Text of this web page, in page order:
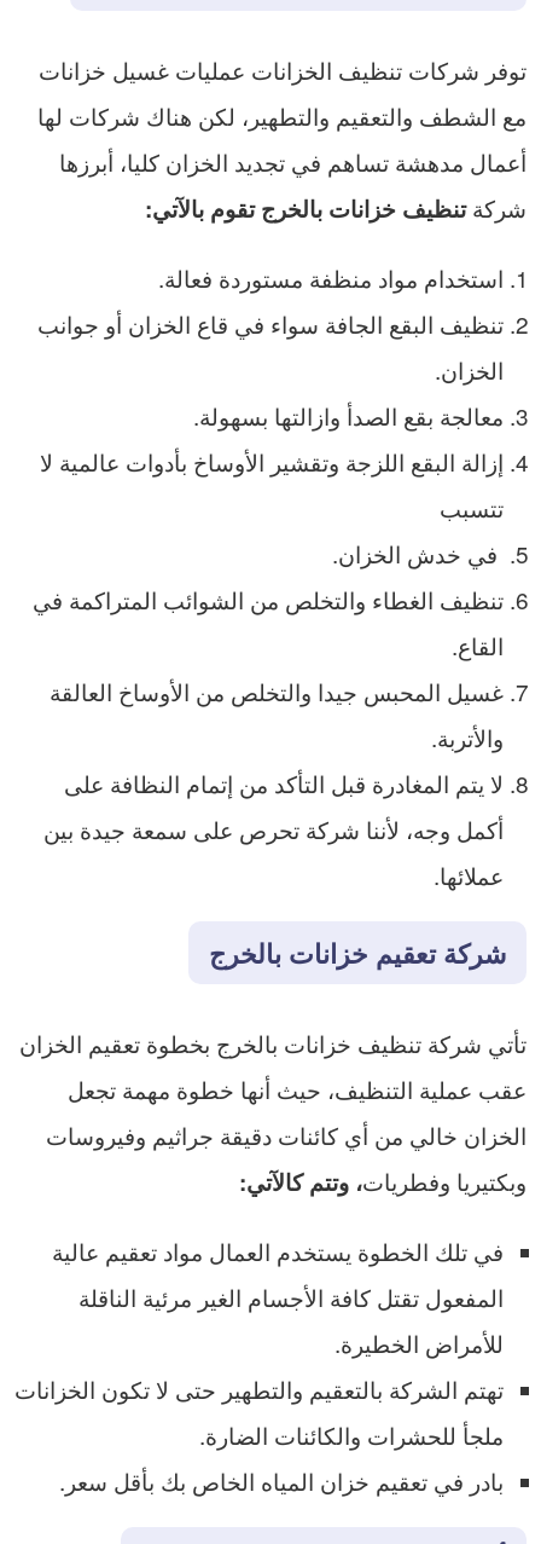
توفر شركات تنظيف الخزانات عمليات غسيل خزانات
مع الشطف والتعقيم والتطهير، لكن هناك شركات لها
أعمال مدهشة تساهم في تجديد الخزان كليا، أبرزها
شركةتنظيف خزانات بالخرج تقوم بالآتي:
استخدام مواد منظفة مستوردة فعالة.
تنظيف البقع الجافة سواء في قاع الخزان أو جوانب
الخزان.
معالجة بقع الصدأ وازالتها بسهولة.
إزالة البقع اللزجة وتقشير الأوساخ بأدوات عالمية لا
تتسبب
في خدش الخزان.
تنظيف الغطاء والتخلص من الشوائب المتراكمة في
القاع.
غسيل المحبس جيدا والتخلص من الأوساخ العالقة
والأتربة.
لا يتم المغادرة قبل التأكد من إتمام النظافة على
أكمل وجه، لأننا شركة تحرص على سمعة جيدة بين
عملائها.
شركة تعقيم خزانات بالخرج
تأتي شركة تنظيف خزانات بالخرج بخطوة تعقيم الخزان
عقب عملية التنظيف، حيث أنها خطوة مهمة تجعل
الخزان خالي من أي كائنات دقيقة جراثيم وفيروسات
وبكتيريا وفطريات، وتتم كالآتي:
في تلك الخطوة يستخدم العمال مواد تعقيم عالية
المفعول تقتل كافة الأجسام الغير مرئية الناقلة
للأمراض الخطيرة.
تهتم الشركة بالتعقيم والتطهير حتى لا تكون الخزانات
ملجأ للحشرات والكائنات الضارة.
بادر في تعقيم خزان المياه الخاص بك بأقل سعر.